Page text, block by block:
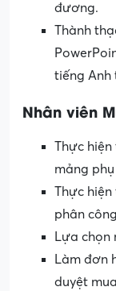
đương.
Thành
tiếng Anh
Nhân viên
Thực
mảng
Thực
phân
Lựa chọn
Làm đơn
duyệt